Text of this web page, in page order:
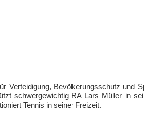
Verteidigung, Bevölkerungsschutz und
schwergewichtig RA Lars Müller in
Tennis in seiner Freizeit.